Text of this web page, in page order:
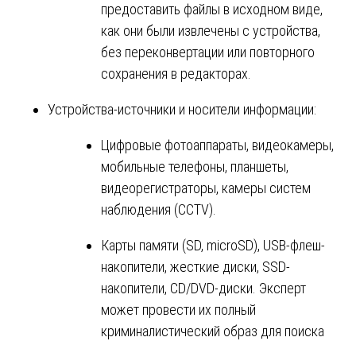
предоставить файлы в исходном виде,
как они были извлечены с устройства,
без переконвертации или повторного
сохранения в редакторах.
Устройства-источники и носители информации:
Цифровые фотоаппараты, видеокамеры,
мобильные телефоны, планшеты,
видеорегистраторы, камеры систем
наблюдения (CCTV).
Карты памяти (SD, microSD), USB-флеш-
накопители, жесткие диски, SSD-
накопители, CD/DVD-диски. Эксперт
может провести их полный
криминалистический образ для поиска